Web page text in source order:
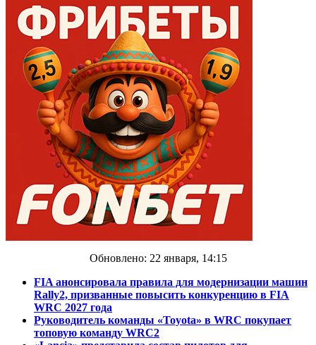
Обновлено: 22 января, 14:15
FIA анонсировала правила для модернизации машин
Rally2, призванные повысить конкуренцию в FIA
WRC 2027 года
Руководитель команды «Toyota» в WRC покупает
топовую команду WRC2